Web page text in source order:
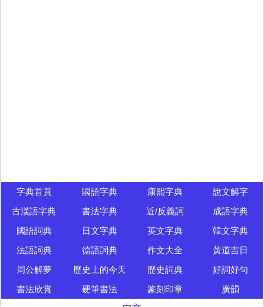
字典首頁 國語字典 康熙字典
說文解字
古漢語字典
書法字典 近/反義詞
成語字典
國語詞典
日文字典 英文字典
韓文字典
法語詞典
德語詞典 作文大全
黃道吉日
周公解夢
歷史上的今天 歷史詞典
好詞好句
書法欣賞
硬筆書法 篆刻印章
廣韻